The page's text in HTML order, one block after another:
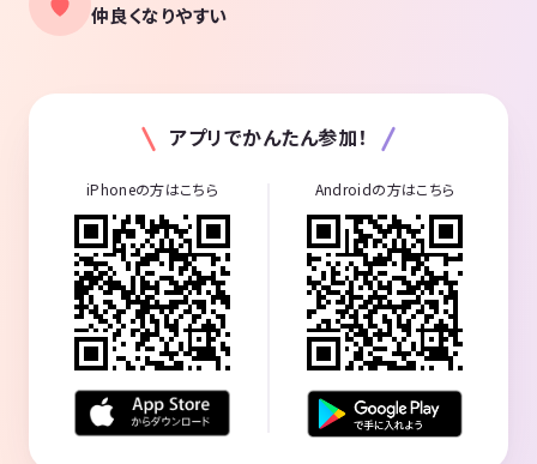
仲良くなりやすい
アプリでかんたん参加！
iPhoneの方はこちら Androidの方はこちら